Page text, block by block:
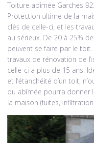
Toiture abîmée Garches
Protection ultime de la
clés de celle-ci, et les
au sérieux. De 20 à 25%
peuvent se faire par le
travaux de rénovation de
celle-ci a plus de 15 ans.
et l’étanchéité d’un toit,
ou abîmée pourra donner
la maison (fuites,